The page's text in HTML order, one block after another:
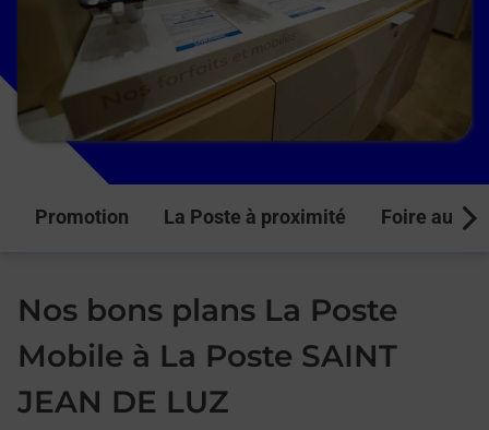
Promotion La Poste à proximité Foire aux
Nos bons plans La Poste
Mobile à La Poste SAINT
JEAN DE LUZ